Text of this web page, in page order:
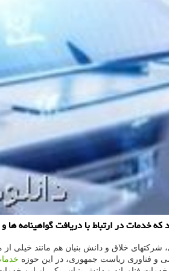
خدمات در ارتباط با دریافت گواهینامه
خلاق و دانش بنیان هم مانند خیلی از
و فناوری ریاست جمهوری، در این حوزه